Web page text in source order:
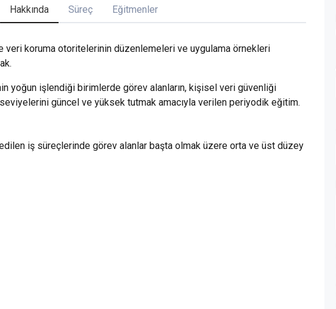
Hakkında Süreç Eğitmenler
veri koruma otoritelerinin düzenlemeleri ve uygulama örnekleri
yoğun işlendiği birimlerde görev alanların, kişisel veri güvenliği
güncel ve yüksek tutmak amacıyla verilen periyodik eğitim.
iş süreçlerinde görev alanlar başta olmak üzere orta ve üst düzey